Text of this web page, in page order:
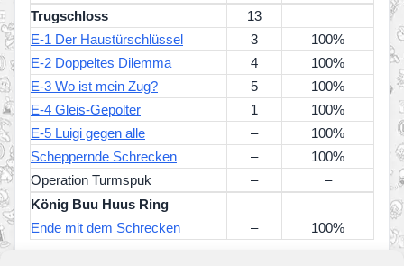
Trugschloss
13
E-1 Der Haustürschlüssel
3
100%
E-2 Doppeltes Dilemma
4
100%
E-3 Wo ist mein Zug?
5
100%
E-4 Gleis-Gepolter
1
100%
E-5 Luigi gegen alle
–
100%
Scheppernde Schrecken
–
100%
Operation Turmspuk
–
–
König Buu Huus Ring
Ende mit dem Schrecken
– 100%